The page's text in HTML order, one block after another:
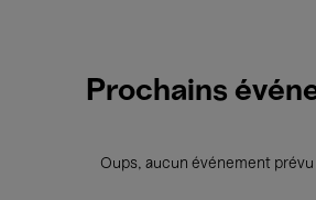
Prochains
Oups, aucun événement